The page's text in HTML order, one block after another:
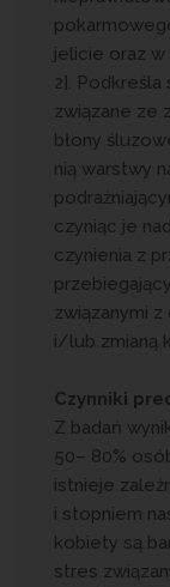
jelicie oraz w
2].
związane ze
błony
nią warstwy
czyniąc je
czynienia z
związanymi
i/lub zmianą
Czynniki
Z badań
50– 80%
istnieje
i stopniem
kobiety są
stres